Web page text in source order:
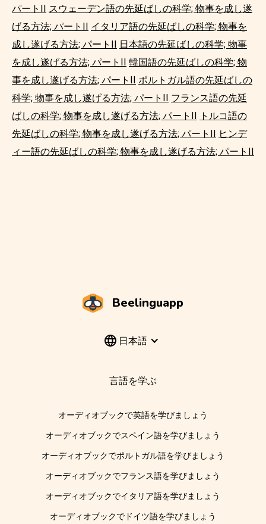
パートII スウェーデン語の先延ばしの科学; 物事を成し遂
げる方法; パートII イタリア語の先延ばしの科学; 物事を
成し遂げる方法; パートII 日本語の先延ばしの科学; 物事
を成し遂げる方法; パートII 韓国語の先延ばしの科学; 物
事を成し遂げる方法; パートII ポルトガル語の先延ばしの
科学; 物事を成し遂げる方法; パートII フランス語の先延
ばしの科学; 物事を成し遂げる方法; パートII トルコ語の
先延ばしの科学; 物事を成し遂げる方法; パートII ヒンデ
ィー語の先延ばしの科学; 物事を成し遂げる方法; パートII
Beelinguapp
日本語
言語を学ぶ
オーディオブックで英語を学びましょう
オーディオブックでスペイン語を学びましょう
オーディオブックでポルトガル語を学びましょう
オーディオブックでフランス語を学びましょう
オーディオブックでイタリア語を学びましょう
オーディオブックでドイツ語を学びましょう